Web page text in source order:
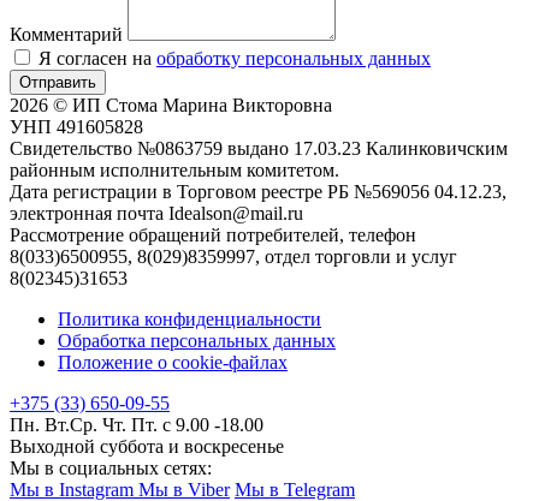
Комментарий
Я согласен на обработку персональных данных
Отправить
2026 © ИП Стома Марина Викторовна
УНП 491605828
Свидетельство №0863759 выдано 17.03.23 Калинковичским
районным исполнительным комитетом.
Дата регистрации в Торговом реестре РБ №569056 04.12.23,
электронная почта Idealson@mail.ru
Рассмотрение обращений потребителей, телефон
8(033)6500955, 8(029)8359997, отдел торговли и услуг
8(02345)31653
Политика конфиденциальности
Обработка персональных данных
Положение о cookie-файлах
+375 (33) 650-09-55
Пн. Вт.Ср. Чт. Пт. с 9.00 -18.00
Выходной суббота и воскресенье
Мы в социальных сетях:
Мы в Instagram Мы в Viber Мы в Telegram